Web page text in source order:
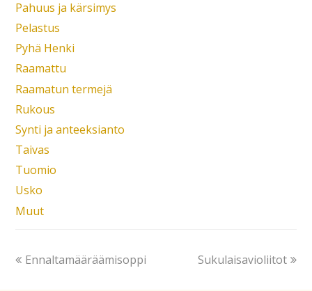
Pahuus ja kärsimys
Pelastus
Pyhä Henki
Raamattu
Raamatun termejä
Rukous
Synti ja anteeksianto
Taivas
Tuomio
Usko
Muut
Ennaltamääräämisoppi Sukulaisavioliitot